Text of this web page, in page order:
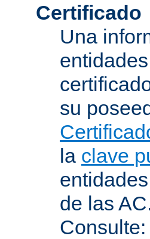
Certificado
Una
su
la clave
de las
Consulte: